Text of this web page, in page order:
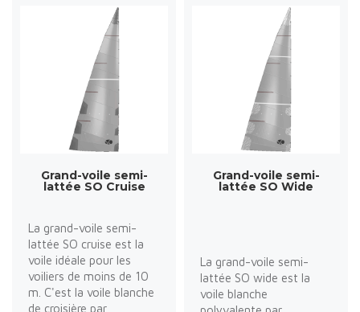
Grand-voile semi-
lattée SO Cruise
La grand-voile semi-
lattée SO cruise est la
voile idéale pour les
voiliers de moins de 10
m. C'est la voile blanche
de croisière par
Grand-voile semi-
lattée SO Wide
La grand-voile semi-
lattée SO wide est la
voile blanche